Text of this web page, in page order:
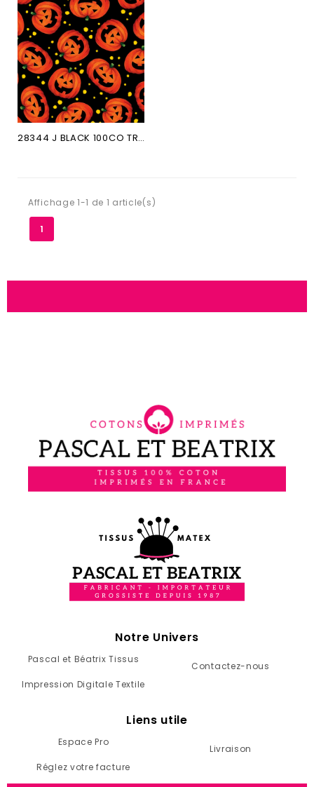
28344 J BLACK 100CO TRICKS...
Affichage 1-1 de 1 article(s)
1
Notre Univers
Pascal et Béatrix Tissus
Impression Digitale Textile
Contactez-nous
Liens utile
Espace Pro
Réglez votre facture
Livraison